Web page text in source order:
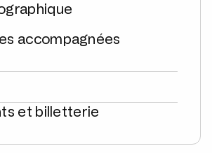
accompagnées
et billetterie